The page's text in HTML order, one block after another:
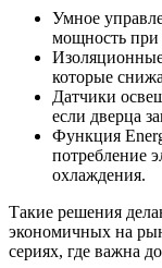
Умное
мощность при
которые
Датчики
если дверца
Функция
потребление
охлаждения.
Такие решения
экономичных на
сериях, где важна